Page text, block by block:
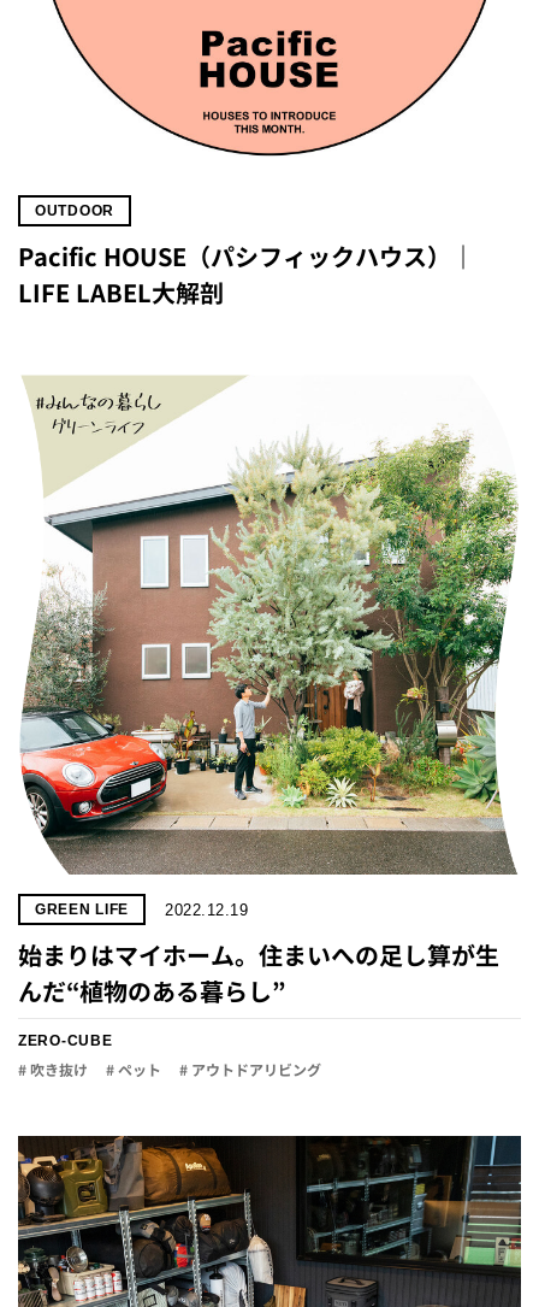
OUTDOOR
Pacific HOUSE（パシフィックハウス）｜
LIFE LABEL大解剖
GREEN LIFE 2022.12.19
始まりはマイホーム。住まいへの足し算が生
んだ“植物のある暮らし”
ZERO-CUBE
# 吹き抜け # ペット # アウトドアリビング